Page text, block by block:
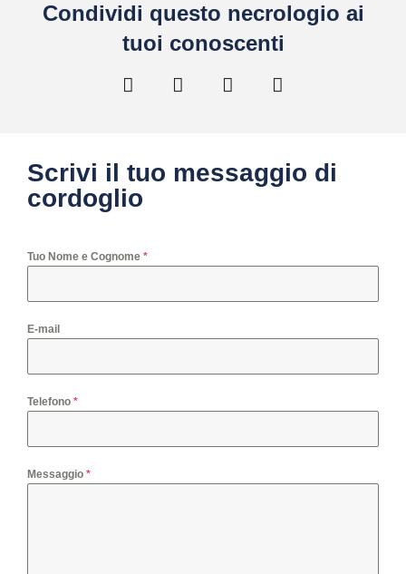
Condividi questo necrologio ai
tuoi conoscenti
Scrivi il tuo messaggio di
cordoglio
Tuo Nome e Cognome *
E-mail
Telefono *
Messaggio *